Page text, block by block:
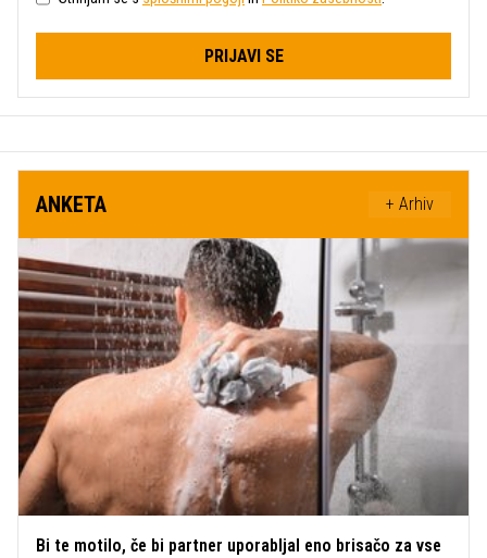
PRIJAVI SE
ANKETA + Arhiv
Bi te motilo, če bi partner uporabljal eno brisačo za vse